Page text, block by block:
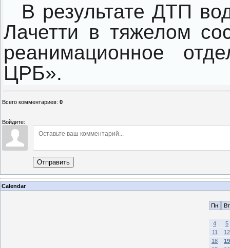
В результате ДТП
Лачетти в тяжелом
реанимационное
ЦРБ».
Всего комментариев: 0
Войдите:
Отправить
Calendar
Пн
Вт
4
5
11
12
18
19